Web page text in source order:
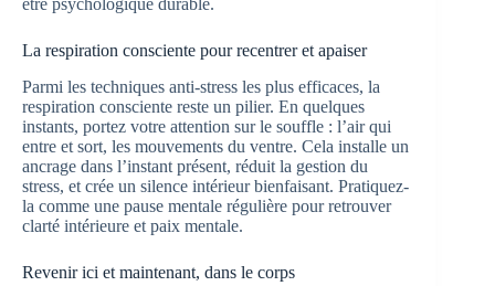
La respiration consciente pour recentrer et apaiser
Parmi les techniques anti-stress les plus efficaces, la
respiration consciente reste un pilier. En quelques
instants, portez votre attention sur le souffle : l’air qui
entre et sort, les mouvements du ventre. Cela installe un
ancrage dans l’instant présent, réduit la gestion du
stress, et crée un silence intérieur bienfaisant. Pratiquez-
la comme une pause mentale régulière pour retrouver
clarté intérieure et paix mentale.
Revenir ici et maintenant, dans le corps